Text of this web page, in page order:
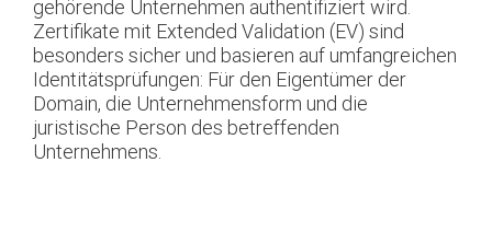
gehörende Unternehmen authentifiziert wird.
Zertifikate mit Extended Validation (EV) sind
besonders sicher und basieren auf umfangreichen
Identitätsprüfungen: Für den Eigentümer der
Domain, die Unternehmensform und die
juristische Person des betreffenden
Unternehmens.